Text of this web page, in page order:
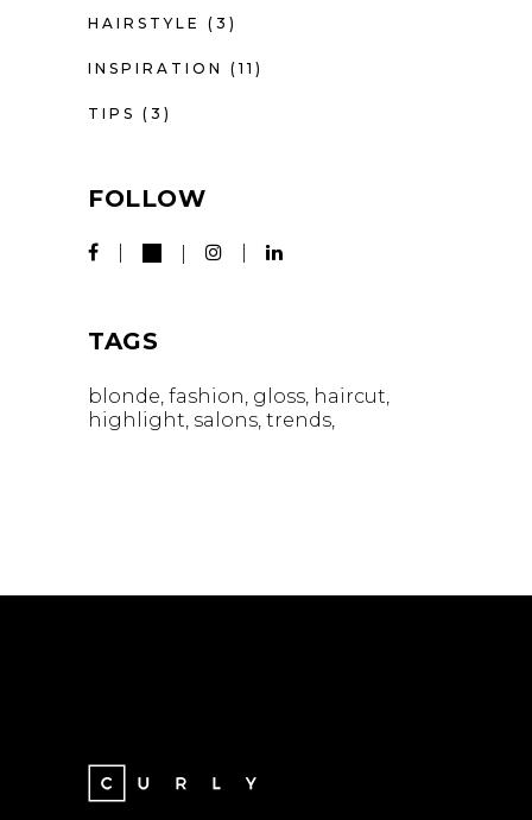
HAIRSTYLE (3)
INSPIRATION (11)
TIPS (3)
FOLLOW
TAGS
blonde fashion gloss haircut
highlight salons trends